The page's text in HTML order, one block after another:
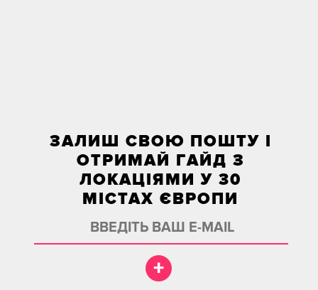
ЗАЛИШ СВОЮ ПОШТУ І
ОТРИМАЙ ГАЙД З
ЛОКАЦІЯМИ У 30
МІСТАХ ЄВРОПИ
+